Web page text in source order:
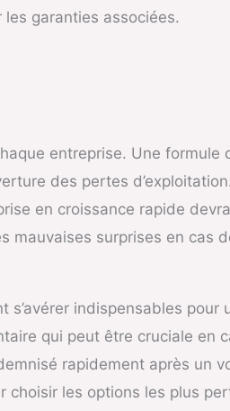
garanties associées.
entreprise. Une formule
des pertes
en croissance rapide
mauvaises surprises en cas
indispensables pour
qui peut être cruciale en
rapidement après un
choisir les options les plus